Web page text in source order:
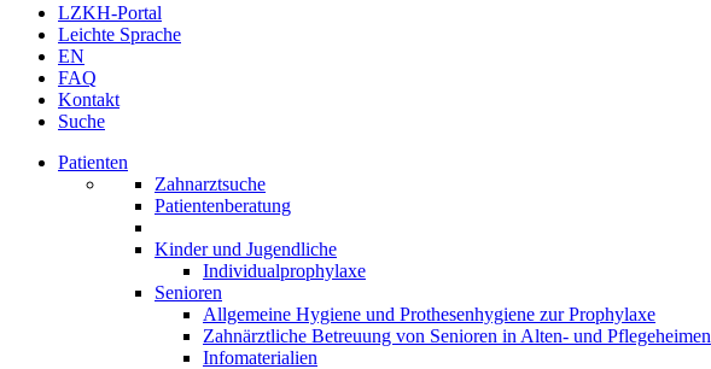
LZKH-Portal
Leichte Sprache
EN
FAQ
Kontakt
Suche
Patienten
Zahnarztsuche
Patientenberatung
Kinder und Jugendliche
Individualprophylaxe
Senioren
Allgemeine Hygiene und Prothesenhygiene zur Prophylaxe
Zahnärztliche Betreuung von Senioren in Alten- und Pflegeheimen
Infomaterialien